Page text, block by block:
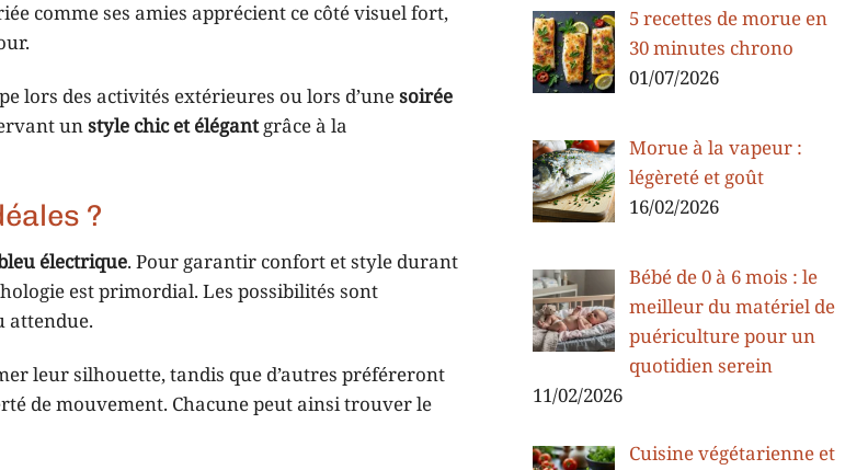
comme ses amies apprécient ce côté visuel fort,
lors des activités extérieures ou lors d’unesoirée
unstyle chic et élégantgrâce à la
?
électrique. Pour garantir confort et style durant
est primordial. Les possibilités sont
attendue.
leur silhouette, tandis que d’autres préféreront
de mouvement. Chacune peut ainsi trouver le
5 recettes de morue en
30 minutes chrono
01/07/2026
Morue à la vapeur :
légèreté et goût
16/02/2026
Bébé de 0 à 6 mois : le
meilleur du matériel de
puériculture pour un
quotidien serein
11/02/2026
Cuisine végétarienne et